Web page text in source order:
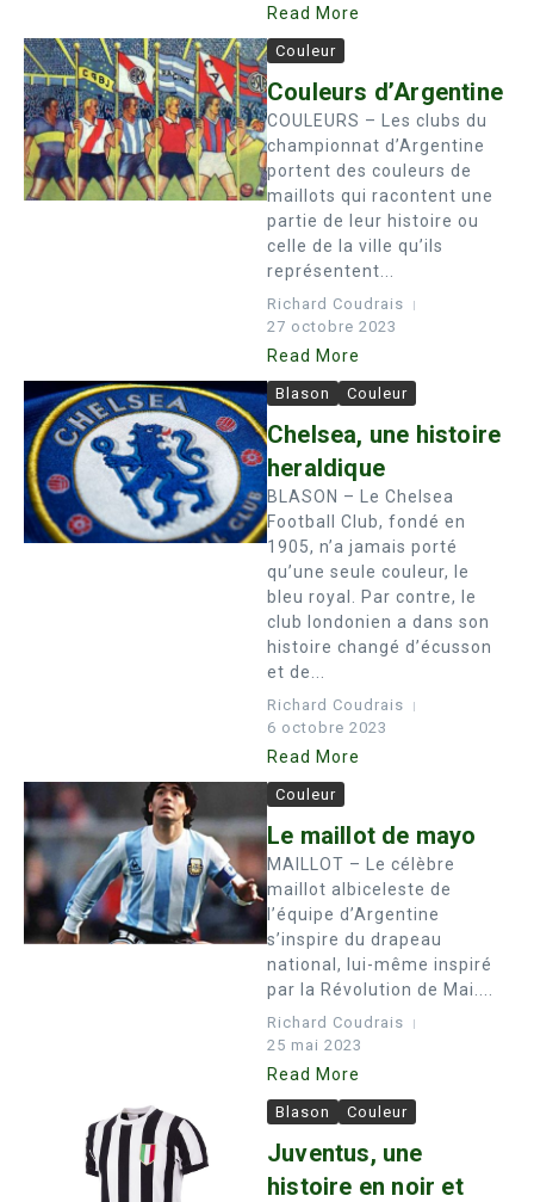
Read More
Couleur
Couleurs d’Argentine
COULEURS – Les clubs du
championnat d’Argentine
portent des couleurs de
maillots qui racontent une
partie de leur histoire ou
celle de la ville qu’ils
représentent...
Richard Coudrais
27 octobre 2023
Read More
Blason Couleur
Chelsea, une histoire
heraldique
BLASON – Le Chelsea
Football Club, fondé en
1905, n’a jamais porté
qu’une seule couleur, le
bleu royal. Par contre, le
club londonien a dans son
histoire changé d’écusson
et de...
Richard Coudrais
6 octobre 2023
Read More
Couleur
Le maillot de mayo
MAILLOT – Le célèbre
maillot albiceleste de
l’équipe d’Argentine
s’inspire du drapeau
national, lui-même inspiré
par la Révolution de Mai....
Richard Coudrais
25 mai 2023
Read More
Blason Couleur
Juventus, une
histoire en noir et